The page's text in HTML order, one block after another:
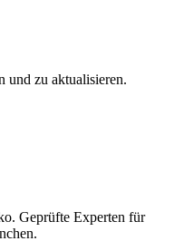
und zu aktualisieren.
Geprüfte Experten für